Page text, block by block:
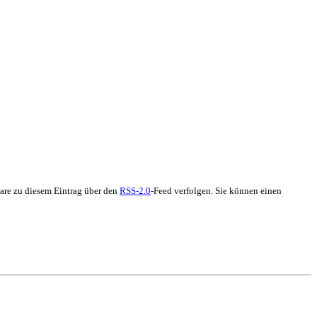
zu diesem Eintrag über denRSS-2.0-Feed verfolgen. Sie können einen